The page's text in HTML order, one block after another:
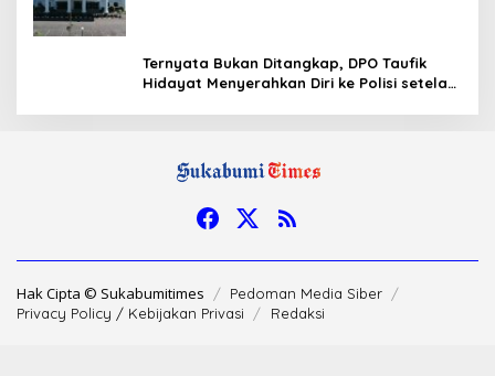
Ternyata Bukan Ditangkap, DPO Taufik
Hidayat Menyerahkan Diri ke Polisi setelah
Hak Cipta © Sukabumitimes
Pedoman Media Siber
Privacy Policy / Kebijakan Privasi
Redaksi